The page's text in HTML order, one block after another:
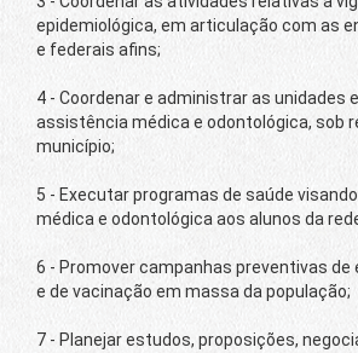
epidemiológica, em articulação com as
e federais afins;
4 - Coordenar e administrar as unidades
assistência médica e odontológica, sob
município;
5 - Executar programas de saúde
médica e odontológica aos alunos da
6 - Promover campanhas preventivas de
e de vacinação em massa da população;
7 - Planejar estudos, proposições,